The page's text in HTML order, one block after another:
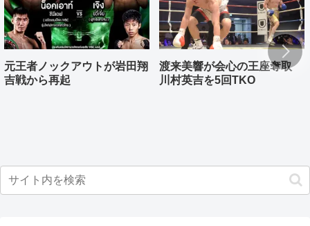
元王者ノックアウトが岩田翔
吉戦から再起
渡来美響が会心の王座奪取
川村英吉を5回TKO